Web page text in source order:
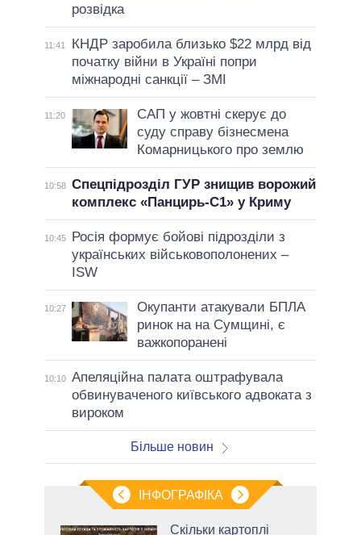
розвідка
11:41
КНДР заробила близько $22 млрд від
початку війни в Україні попри
міжнародні санкції – ЗМІ
11:20
САП у жовтні скерує до
суду справу бізнесмена
Комарницького про землю
10:58 Спецпідрозділ ГУР знищив ворожий
комплекс «Панцирь-С1» у Криму
10:45
Росія формує бойові підрозділи з
українських військовополонених –
ISW
10:27
Окупанти атакували БПЛА
ринок на на Сумщині, є
важкопоранені
10:10 Апеляційна палата оштрафувала
обвинуваченого київського адвоката з
вироком
Більше новин
ІНФОГРАФІКА
Скільки картоплі